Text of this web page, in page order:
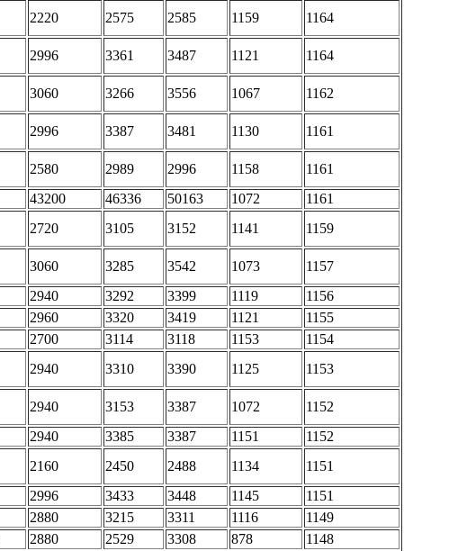
2220 2575 2585 1159 1164
2996 3361 3487 1121 1164
3060 3266 3556 1067 1162
2996 3387 3481 1130 1161
2580 2989 2996 1158
1161
43200 46336 50163 1072
1161
2720 3105 3152 1141 1159
3060 3285 3542 1073
1157
2940 3292 3399 1119
1156
2960 3320 3419 1121
1155
2700 3114 3118 1153
1154
2940 3310 3390 1125 1153
2940 3153 3387 1072
1152
2940 3385 3387 1151
1152
2160 2450 2488 1134
1151
2996 3433 3448 1145
1151
2880 3215 3311 1116
1149
2880 2529 3308 878
1148